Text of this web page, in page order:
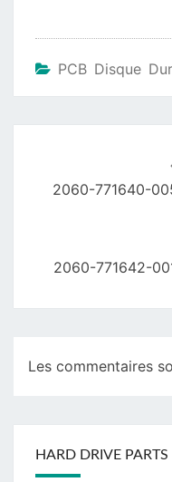
PCB Disque Dur
2060-771640-
2060-771642-
Les commentaires
HARD DRIVE PARTS